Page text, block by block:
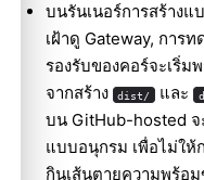
บนรันเนอร์การสร้าง
เฝ้าดู Gateway, การ
รองรับของคอร์จะเริ่ม
จากสร้าง
dist/ และ
บน GitHub-hosted จ
แบบอนุกรม เพื่อไม่ใ
กินเส้นตายความพร้อม